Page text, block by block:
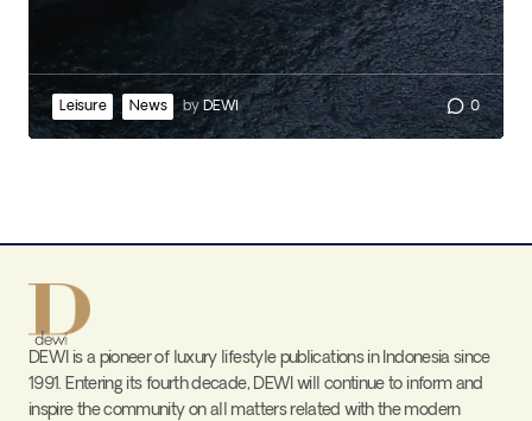
Leisure News by DEWI 0
DEWI is a pioneer of luxury lifestyle publications in Indonesia since
1991. Entering its fourth decade, DEWI will continue to inform and
inspire the community on all matters related with the modern